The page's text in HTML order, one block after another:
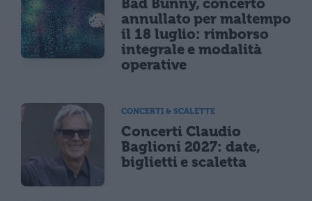
Bad Bunny, concerto
annullato per maltempo
il 18 luglio: rimborso
integrale e modalità
operative
CONCERTI & SCALETTE
Concerti Claudio
Baglioni 2027: date,
biglietti e scaletta